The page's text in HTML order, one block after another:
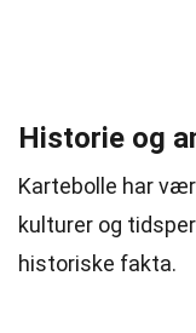
Historie og
Kartebolle har
kulturer og
historiske fakta.